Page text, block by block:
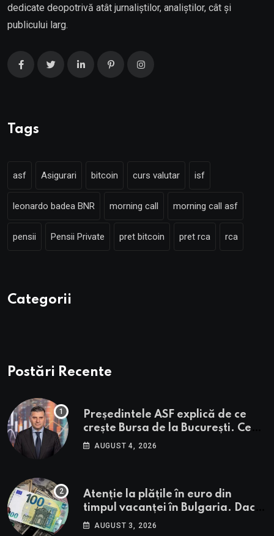
dedicate deopotrivă atât jurnaliștilor, analiștilor, cât și
publicului larg.
Tags
asf Asigurari bitcoin curs valutar isf
leonardo badea BNR morning call morning call asf
pensii Pensii Private pret bitcoin pret rca rca
Categorii
Postări Recente
Președintele ASF explică de ce
crește Bursa de la București. Ce
urmează pentru BVB potrivit lui
AUGUST 4, 2026
Atenție la plățile în euro din
timpul vacanței în Bulgaria. Dacă
în România cele mai falsificate
AUGUST 3, 2026